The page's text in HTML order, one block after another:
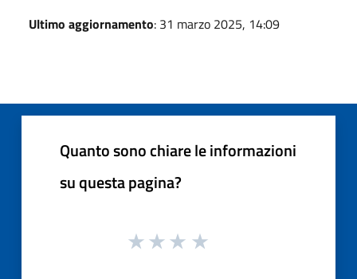
Ultimo aggiornamento: 31 marzo 2025, 14:09
Quanto sono chiare le informazioni
su questa pagina?